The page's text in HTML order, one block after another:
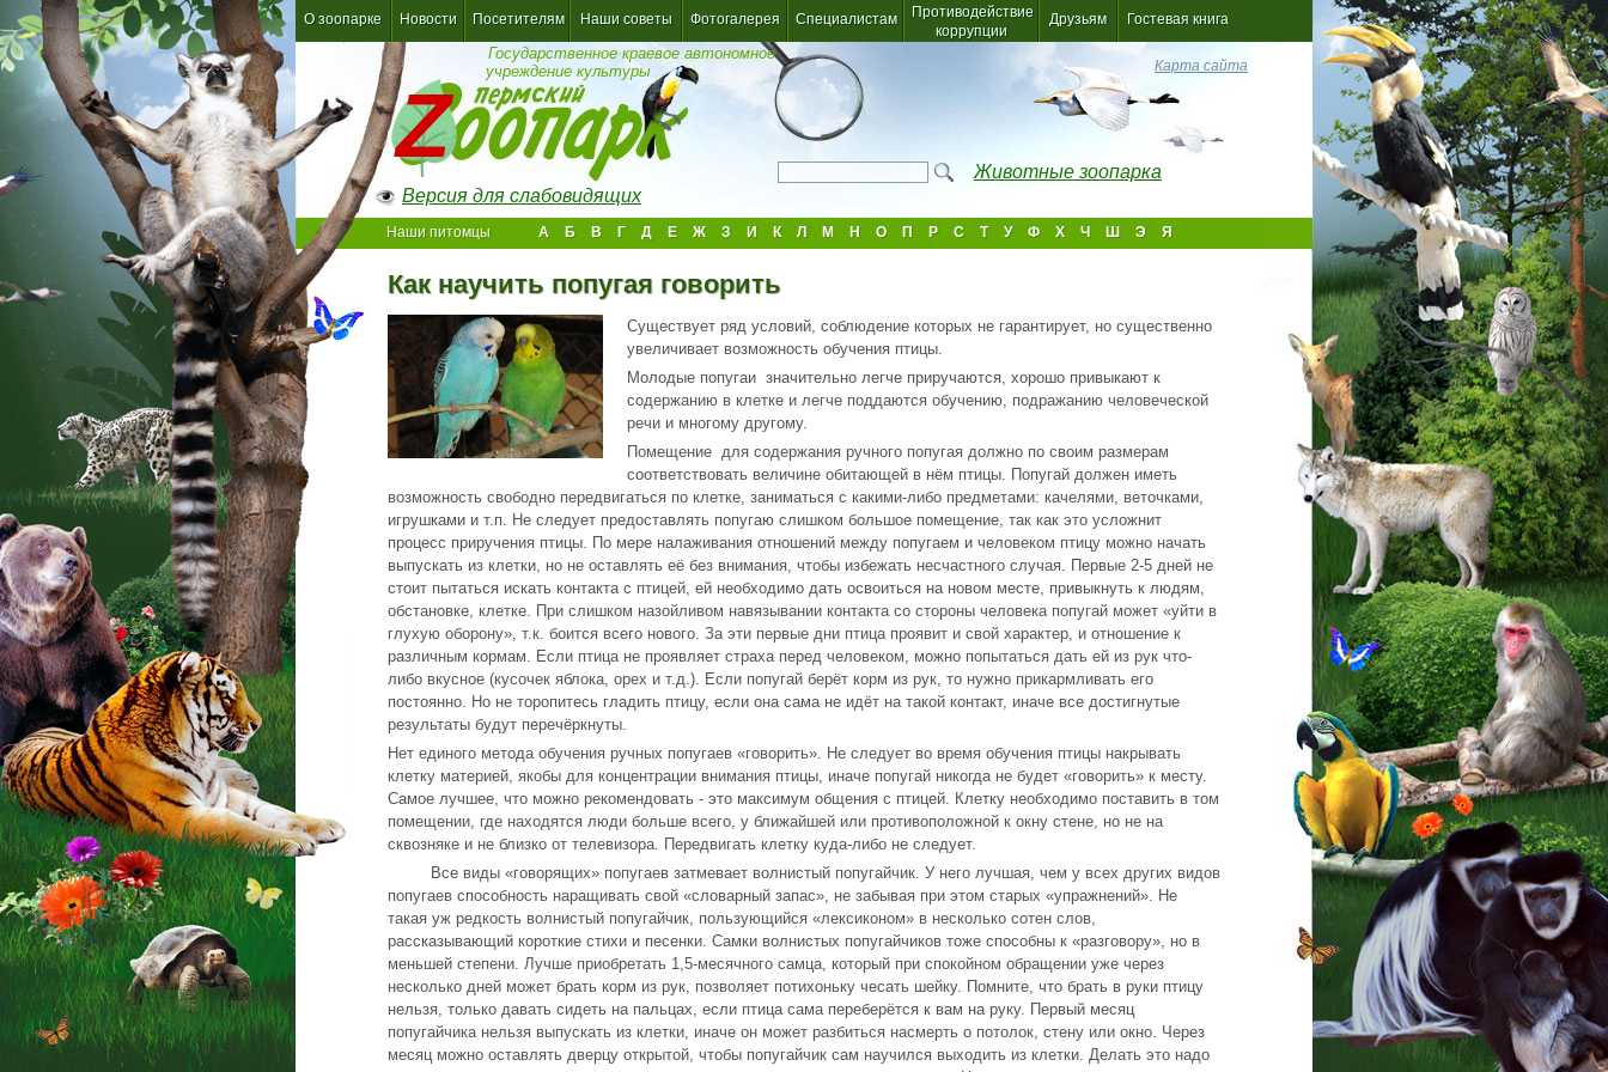
О зоопарке Новости Посетителям Наши советы Фотогалерея Специалистам
Противодействие
коррупции
Друзьям Гостевая книга
Государственное краевое автономное
учреждение культуры
Животные зоопарка
Карта сайта
Версия для слабовидящих
Наши питомцы А Б В Г Д Е Ж З И К Л М Н О П Р С Т У Ф Х Ч Ш Э Я
Как научить попугая говорить
Существует ряд условий, соблюдение которых не гарантирует, но существенно
увеличивает возможность обучения птицы.
Молодые попугаи значительно легче приручаются, хорошо привыкают к
содержанию в клетке и легче поддаются обучению, подражанию человеческой
речи и многому другому.
Помещение для содержания ручного попугая должно по своим размерам
соответствовать величине обитающей в нём птицы. Попугай должен иметь
возможность свободно передвигаться по клетке, заниматься с какими-либо предметами: качелями, веточками,
игрушками и т.п. Не следует предоставлять попугаю слишком большое помещение, так как это усложнит
процесс приручения птицы. По мере налаживания отношений между попугаем и человеком птицу можно начать
выпускать из клетки, но не оставлять её без внимания, чтобы избежать несчастного случая. Первые 2-5 дней не
стоит пытаться искать контакта с птицей, ей необходимо дать освоиться на новом месте, привыкнуть к людям,
обстановке, клетке. При слишком назойливом навязывании контакта со стороны человека попугай может «уйти в
глухую оборону», т.к. боится всего нового. За эти первые дни птица проявит и свой характер, и отношение к
различным кормам. Если птица не проявляет страха перед человеком, можно попытаться дать ей из рук что-
либо вкусное (кусочек яблока, орех и т.д.). Если попугай берёт корм из рук, то нужно прикармливать его
постоянно. Но не торопитесь гладить птицу, если она сама не идёт на такой контакт, иначе все достигнутые
результаты будут перечёркнуты.
Нет единого метода обучения ручных попугаев «говорить». Не следует во время обучения птицы накрывать
клетку материей, якобы для концентрации внимания птицы, иначе попугай никогда не будет «говорить» к месту.
Самое лучшее, что можно рекомендовать - это максимум общения с птицей. Клетку необходимо поставить в том
помещении, где находятся люди больше всего, у ближайшей или противоположной к окну стене, но не на
сквозняке и не близко от телевизора. Передвигать клетку куда-либо не следует.
Все виды «говорящих» попугаев затмевает волнистый попугайчик. У него лучшая, чем у всех других видов
попугаев способность наращивать свой «словарный запас», не забывая при этом старых «упражнений». Не
такая уж редкость волнистый попугайчик, пользующийся «лексиконом» в несколько сотен слов,
рассказывающий короткие стихи и песенки. Самки волнистых попугайчиков тоже способны к «разговору», но в
меньшей степени. Лучше приобретать 1,5-месячного самца, который при спокойном обращении уже через
несколько дней может брать корм из рук, позволяет потихоньку чесать шейку. Помните, что брать в руки птицу
нельзя, только давать сидеть на пальцах, если птица сама переберётся к вам на руку. Первый месяц
попугайчика нельзя выпускать из клетки, иначе он может разбиться насмерть о потолок, стену или окно. Через
месяц можно оставлять дверцу открытой, чтобы попугайчик сам научился выходить из клетки. Делать это надо